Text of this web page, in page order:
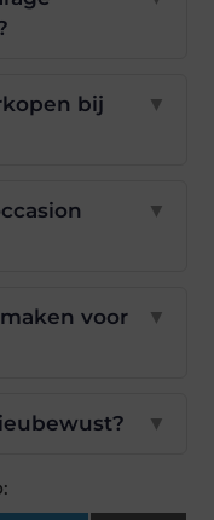
bij
▼
▼
voor
▼
▼